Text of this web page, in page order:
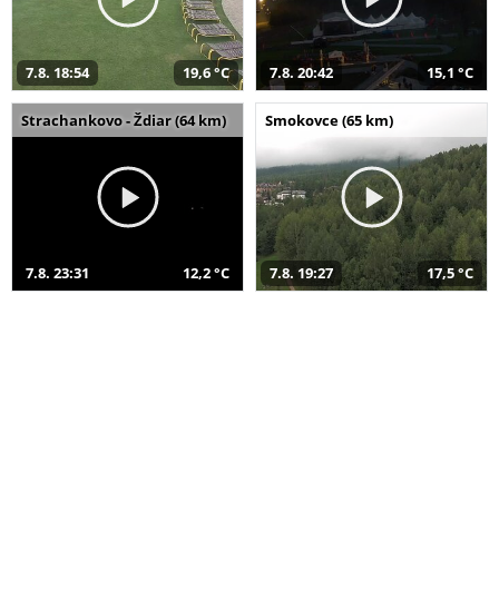
7.8. 18:54 19,6 °C 7.8. 20:42 15,1 °C
Strachankovo - Ždiar (64 km)
7.8. 23:31 12,2 °C
Smokovce (65 km)
7.8. 19:27 17,5 °C